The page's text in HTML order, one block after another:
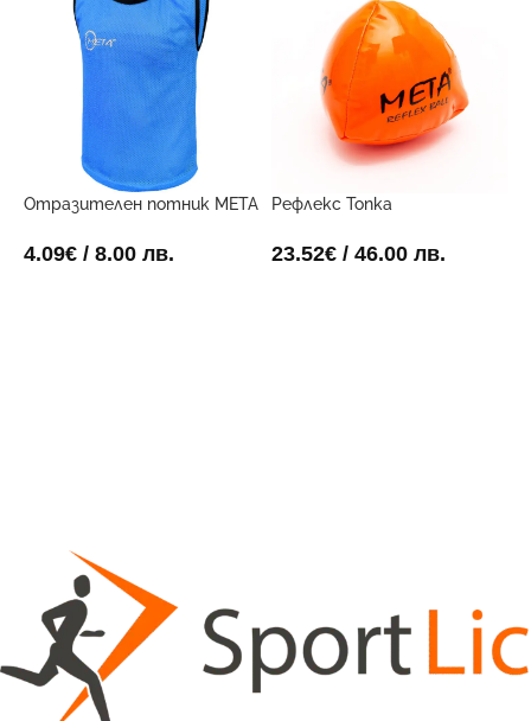
Отразителен потник META
4.09€ / 8.00 лв.
Рефлекс Топка
23.52€/ 46.00 лв.